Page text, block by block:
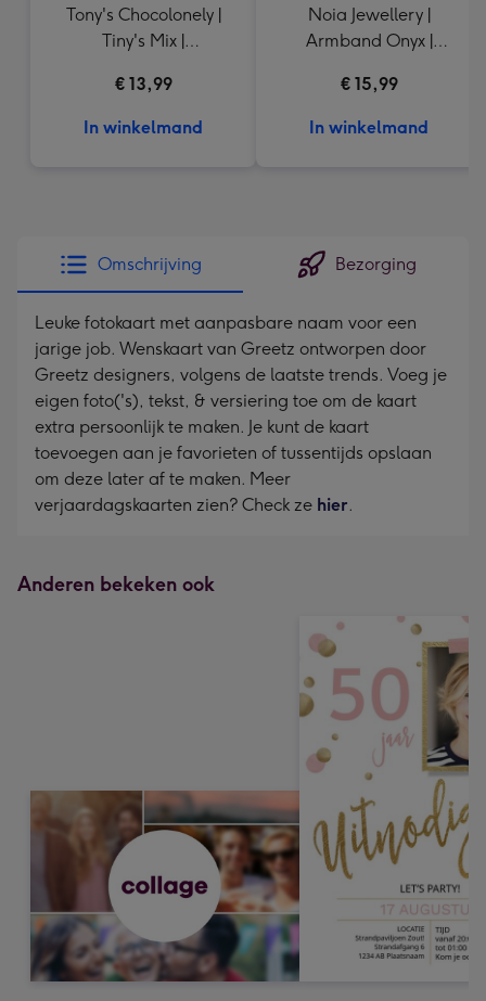
Tony's Chocolonely |
Tiny's Mix |
€ 13,99
In winkelmand
Noia Jewellery |
Armband Onyx |
€ 15,99
In winkelmand
Omschrijving Bezorging
Leuke fotokaart met aanpasbare naam voor een
jarige job. Wenskaart van Greetz ontworpen door
Greetz designers, volgens de laatste trends. Voeg je
eigen foto('s), tekst, & versiering toe om de kaart
extra persoonlijk te maken. Je kunt de kaart
toevoegen aan je favorieten of tussentijds opslaan
om deze later af te maken. Meer
verjaardagskaarten zien? Check ze hier.
Anderen bekeken ook